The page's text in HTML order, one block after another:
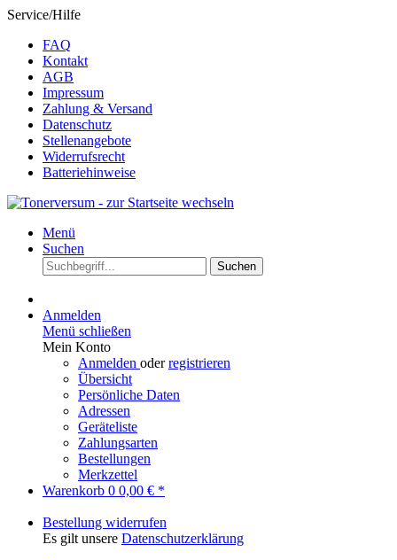
Service/Hilfe
FAQ
Kontakt
AGB
Impressum
Zahlung & Versand
Datenschutz
Stellenangebote
Widerrufsrecht
Batteriehinweise
Menü
Suchen
Suchen
Anmelden
Menü schließen
Mein Konto
Anmelden oderregistrieren
Übersicht
Persönliche Daten
Adressen
Geräteliste
Zahlungsarten
Bestellungen
Merkzettel
Warenkorb 0 0,00 € *
Bestellung widerrufen
Es gilt unsere Datenschutzerklärung